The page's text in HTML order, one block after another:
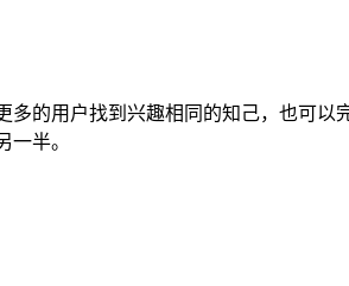
多的用户找到兴趣相同的知己，也可
半。